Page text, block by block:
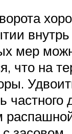
мер
что на